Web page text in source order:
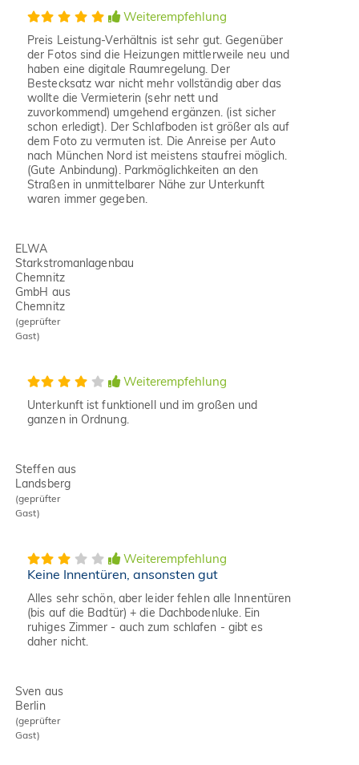
Weiterempfehlung
Preis Leistung-Verhältnis ist sehr gut. Gegenüber
der Fotos sind die Heizungen mittlerweile neu und
haben eine digitale Raumregelung. Der
Bestecksatz war nicht mehr vollständig aber das
wollte die Vermieterin (sehr nett und
zuvorkommend) umgehend ergänzen. (ist sicher
schon erledigt). Der Schlafboden ist größer als auf
dem Foto zu vermuten ist. Die Anreise per Auto
nach München Nord ist meistens staufrei möglich.
(Gute Anbindung). Parkmöglichkeiten an den
Straßen in unmittelbarer Nähe zur Unterkunft
waren immer gegeben.
ELWA
Starkstromanlagenbau
Chemnitz
GmbH aus
Chemnitz
(geprüfter
Gast)
Weiterempfehlung
Unterkunft ist funktionell und im großen und
ganzen in Ordnung.
Steffen aus
Landsberg
(geprüfter
Gast)
Weiterempfehlung
Keine Innentüren, ansonsten gut
Alles sehr schön, aber leider fehlen alle Innentüren
(bis auf die Badtür) + die Dachbodenluke. Ein
ruhiges Zimmer - auch zum schlafen - gibt es
daher nicht.
Sven aus
Berlin
(geprüfter
Gast)